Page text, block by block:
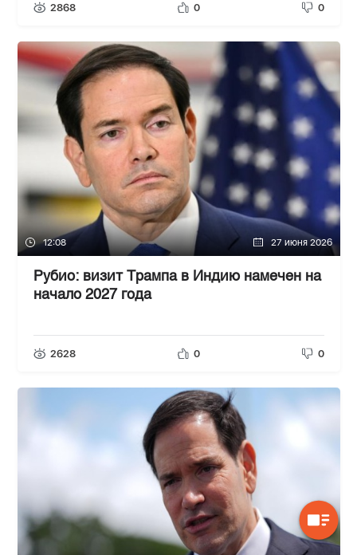
2868 0 0
12:08 27 июня 2026
Рубио: визит Трампа в Индию намечен на
начало 2027 года
2628 0 0